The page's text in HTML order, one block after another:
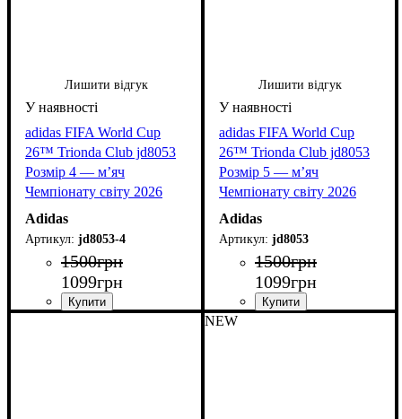
Лишити відгук
adidas FIFA World Cup
26™ Trionda Club jd8053
Розмір 4 — м’яч
Чемпіонату світу 2026
Adidas
jd8053-4
1500грн
1099грн
Лишити відгук
adidas FIFA World Cup
26™ Trionda Club jd8053
Розмір 5 — м’яч
Чемпіонату світу 2026
Adidas
jd8053
1500грн
1099грн
NEW